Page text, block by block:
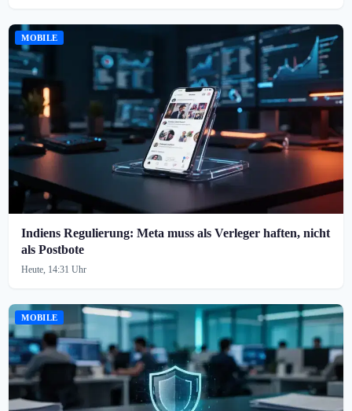
MOBILE
Indiens Regulierung: Meta muss als Verleger haften, nicht
als Postbote
Heute, 14:31 Uhr
MOBILE